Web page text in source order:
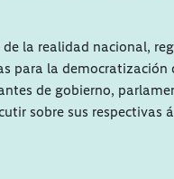
la realidad nacional,
para la
de gobierno,
sobre sus respectivas